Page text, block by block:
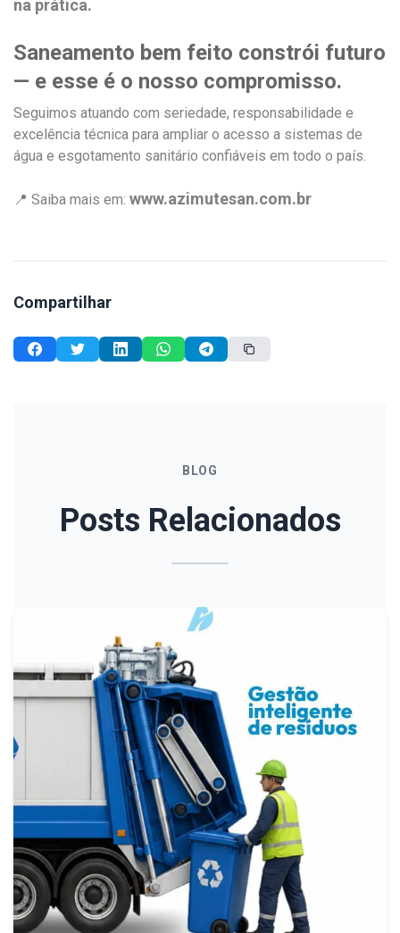
na prática.
Saneamento bem feito constrói futuro
— e esse é o nosso compromisso.
Seguimos atuando com seriedade, responsabilidade e
excelência técnica para ampliar o acesso a sistemas de
água e esgotamento sanitário confiáveis em todo o país.
📍 Saiba mais em: www.azimutesan.com.br
Compartilhar
BLOG
Posts Relacionados